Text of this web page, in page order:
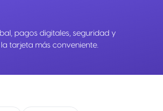
pagos digitales, seguridad y
tarjeta más conveniente.